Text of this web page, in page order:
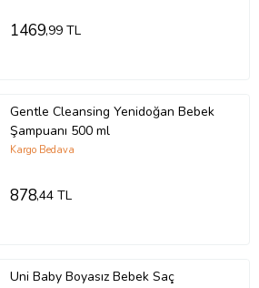
1469,99 TL
Gentle Cleansing Yenidoğan Bebek
Şampuanı 500 ml
Kargo Bedava
878,44 TL
Uni Baby Boyasız Bebek Saç